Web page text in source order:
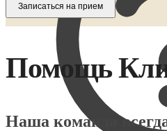
Записаться на прием
Помощь
Наша команда